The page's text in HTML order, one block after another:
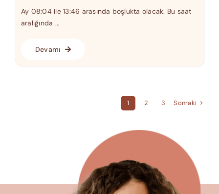
Ay 08:04 ile 13:46 arasında boşlukta olacak. Bu saat
aralığında ...
Devamı
1 2 3 Sonraki